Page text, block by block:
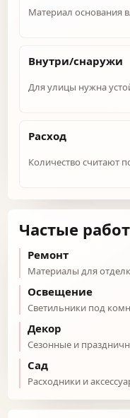
Материал основания
Внутри/снаружи
Для улицы нужна
Расход
Количество считают
Частые
Ремонт
Материалы для
Освещение
Светильники под
Декор
Сезонные и
Сад
Расходники и